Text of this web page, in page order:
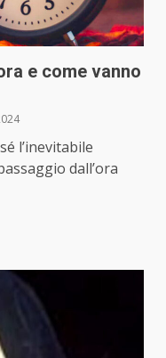
e come vanno
l’inevitabile
dall’ora